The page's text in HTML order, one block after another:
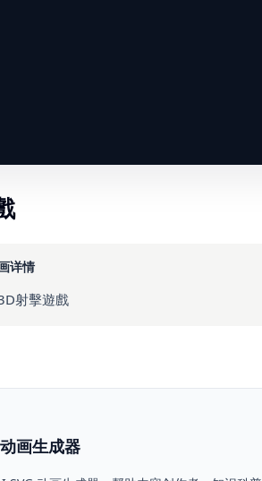
详情
射擊遊戲
画生成器